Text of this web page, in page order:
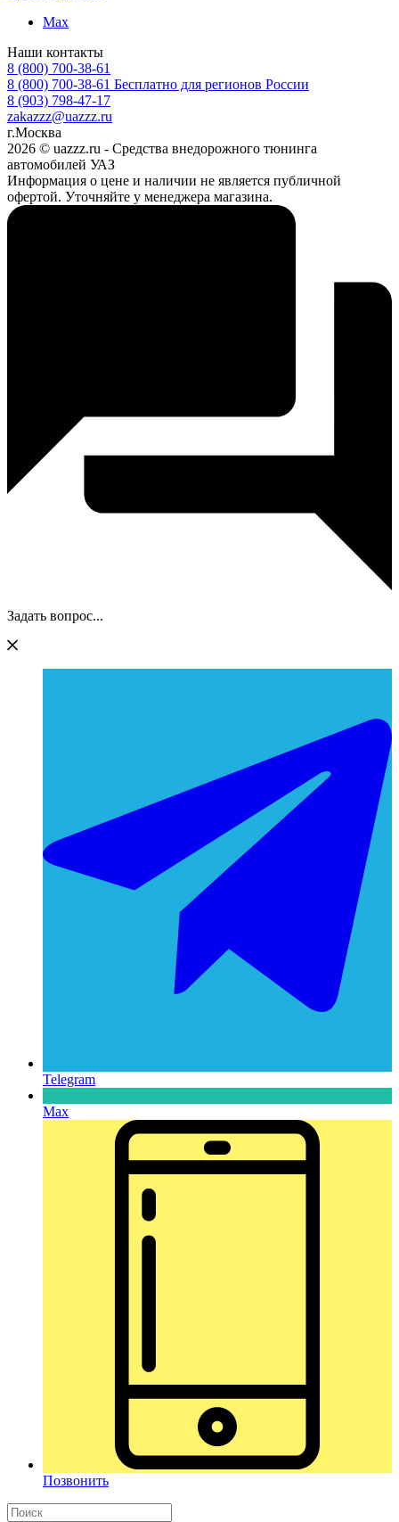
Max
Наши контакты
8 (800) 700-38-61
8 (800) 700-38-61 Бесплатно для регионов России
8 (903) 798-47-17
zakazzz@uazzz.ru
г.Москва
2026 © uazzz.ru - Средства внедорожного тюнинга
автомобилей УАЗ
Информация о цене и наличии не является публичной
офертой. Уточняйте у менеджера магазина.
Задать вопрос...
Telegram
Max
Позвонить